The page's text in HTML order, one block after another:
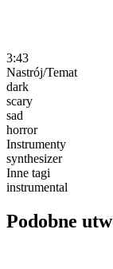
3:43
Nastrój/Temat
dark
scary
sad
horror
Instrumenty
synthesizer
Inne tagi
instrumental
Podobne